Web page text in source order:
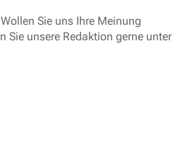
Sie uns Ihre Meinung
Sie unsere Redaktion gerne unter